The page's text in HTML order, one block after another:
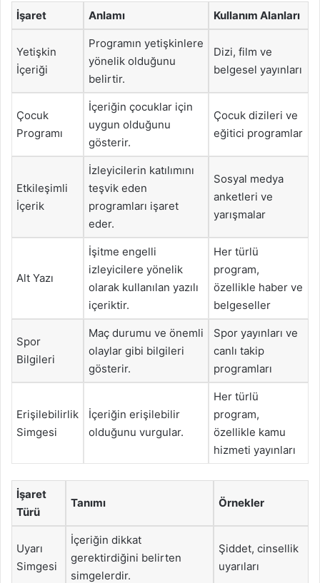
İşaret Anlamı Kullanım Alanları
Yetişkin
İçeriği
Programın yetişkinlere
yönelik olduğunu
belirtir.
Dizi, film ve
belgesel yayınları
Çocuk
Programı
İçeriğin çocuklar için
uygun olduğunu
gösterir.
Çocuk dizileri ve
eğitici programlar
Etkileşimli
İçerik
İzleyicilerin katılımını
teşvik eden
programları işaret
eder.
Sosyal medya
anketleri ve
yarışmalar
Alt Yazı
İşitme engelli
izleyicilere yönelik
olarak kullanılan yazılı
içeriktir.
Her türlü
program,
özellikle haber ve
belgeseller
Spor
Bilgileri
Maç durumu ve önemli
olaylar gibi bilgileri
gösterir.
Spor yayınları ve
canlı takip
programları
Erişilebilirlik
Simgesi
İçeriğin erişilebilir
olduğunu vurgular.
Her türlü
program,
özellikle kamu
hizmeti yayınları
İşaret
Türü
Tanımı Örnekler
Uyarı
Simgesi
İçeriğin dikkat
gerektirdiğini belirten
simgelerdir.
Şiddet, cinsellik
uyarıları